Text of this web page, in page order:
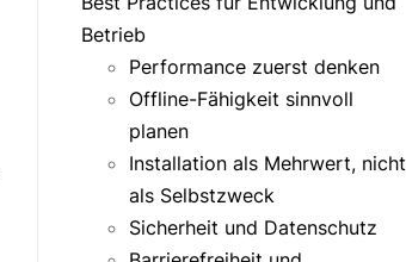
Betrieb
Performance zuerst denken
Offline-Fähigkeit sinnvoll
planen
Installation als Mehrwert, nicht
als Selbstzweck
Sicherheit und Datenschutz